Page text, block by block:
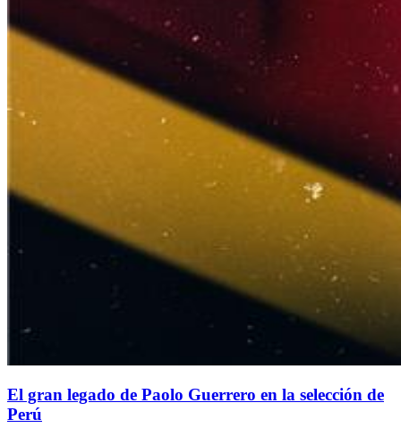
El gran legado de Paolo Guerrero en la selección de
Perú